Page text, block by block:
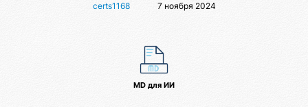
certs1168 7 ноября 2024
MD для ИИ